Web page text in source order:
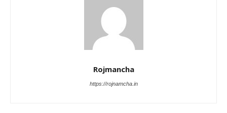
Rojmancha
https://rojnamcha.in